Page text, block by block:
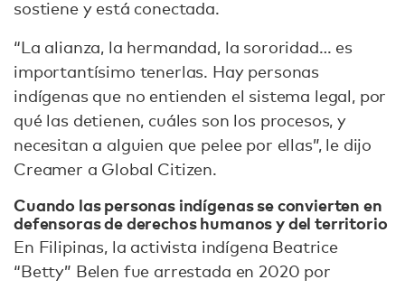
sostiene y está conectada.
“La alianza, la hermandad, la sororidad… es
importantísimo tenerlas. Hay personas
indígenas que no entienden el sistema legal, por
qué las detienen, cuáles son los procesos, y
necesitan a alguien que pelee por ellas”, le dijo
Creamer a Global Citizen.
Cuando las personas indígenas se convierten en
defensoras de derechos humanos y del territorio
En Filipinas, la activista indígena Beatrice
“Betty” Belen fue arrestada en 2020 por